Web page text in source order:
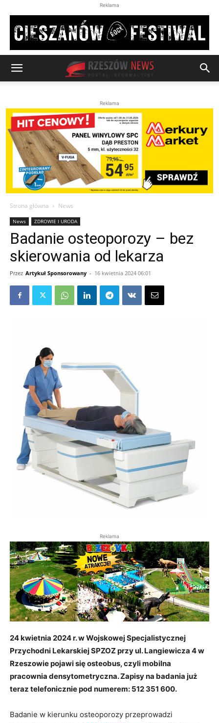
Reklama
Reklama
Strona główna News
News ZDROWIE I URODA
Badanie osteoporozy – bez
skierowania od lekarza
Przez Artykuł Sponsorowany - 16 kwietnia 2024 06:01
Reklama
24 kwietnia 2024 r. w Wojskowej Specjalistycznej
Przychodni Lekarskiej SPZOZ przy ul. Langiewicza 4 w
Rzeszowie pojawi się osteobus, czyli mobilna
pracownia densytometryczna. Zapisy na badania już
teraz telefonicznie pod numerem: 512 351 600.
Badanie w kierunku osteoporozy przeprowadzi